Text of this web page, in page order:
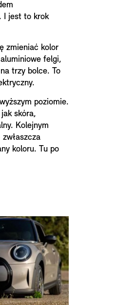
I jest to krok
zmieniać kolor
felgi,
trzy bolce. To
poziomie.
skóra,
Kolejnym
koloru. Tu po